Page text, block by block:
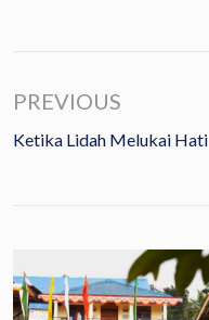
PREVIOUS
Ketika Lidah Melukai Hati